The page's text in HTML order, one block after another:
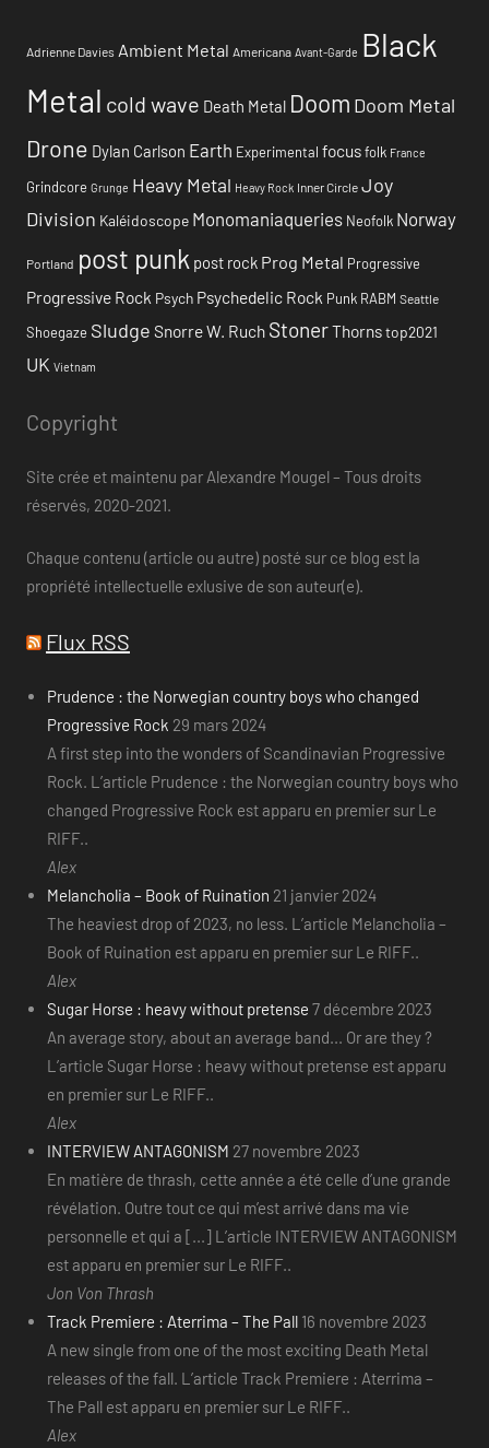
Adrienne Davies Ambient Metal Americana Avant-Garde Black
Metal cold wave Death Metal Doom Doom Metal
Drone Dylan Carlson Earth Experimental focusfolk France
Grindcore Grunge Heavy Metal Heavy Rock Inner Circle Joy
Division Kaléidoscope Monomaniaqueries Neofolk Norway
Portland post punk post rock Prog Metal Progressive
Progressive Rock Psych Psychedelic Rock Punk RABM Seattle
Shoegaze Sludge Snorre W. Ruch StonerThornstop2021
UK Vietnam
Copyright
Site crée et maintenu par Alexandre Mougel – Tous droits
réservés, 2020-2021.
Chaque contenu (article ou autre) posté sur ce blog est la
propriété intellectuelle exlusive de son auteur(e).
Flux RSS
Prudence : the Norwegian country boys who changed
Progressive Rock 29 mars 2024
A first step into the wonders of Scandinavian Progressive
Rock. L’article Prudence : the Norwegian country boys who
changed Progressive Rock est apparu en premier sur Le
RIFF..
Alex
Melancholia – Book of Ruination 21 janvier 2024
The heaviest drop of 2023, no less. L’article Melancholia –
Book of Ruination est apparu en premier sur Le RIFF..
Alex
Sugar Horse : heavy without pretense 7 décembre 2023
An average story, about an average band... Or are they ?
L’article Sugar Horse : heavy without pretense est apparu
en premier sur Le RIFF..
Alex
INTERVIEW ANTAGONISM 27 novembre 2023
En matière de thrash, cette année a été celle d’une grande
révélation. Outre tout ce qui m’est arrivé dans ma vie
personnelle et qui a [...] L’article INTERVIEW ANTAGONISM
est apparu en premier sur Le RIFF..
Jon Von Thrash
Track Premiere : Aterrima – The Pall 16 novembre 2023
A new single from one of the most exciting Death Metal
releases of the fall. L’article Track Premiere : Aterrima –
The Pall est apparu en premier sur Le RIFF..
Alex